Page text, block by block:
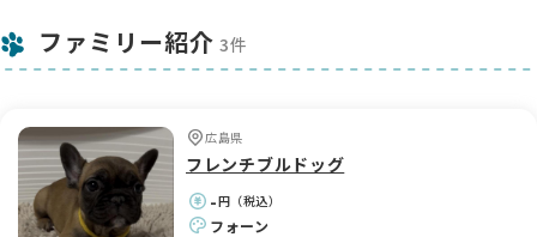
ファミリー紹介 3件
広島県
フレンチブルドッグ
-円（税込）
フォーン